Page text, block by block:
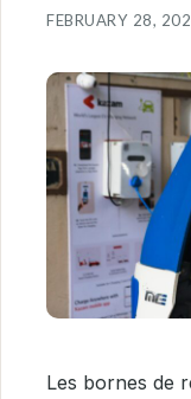
FEBRUARY 28,
Les bornes de